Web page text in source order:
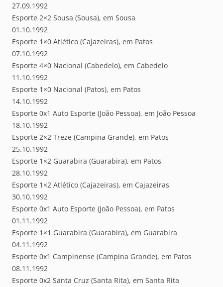
27.09.1992
Esporte 2×2 Sousa (Sousa), em Sousa
01.10.1992
Esporte 1×0 Atlético (Cajazeiras), em Patos
07.10.1992
Esporte 4×0 Nacional (Cabedelo), em Cabedelo
11.10.1992
Esporte 1×0 Nacional (Patos), em Patos
14.10.1992
Esporte 0x1 Auto Esporte (João Pessoa), em João Pessoa
18.10.1992
Esporte 2×2 Treze (Campina Grande), em Patos
25.10.1992
Esporte 1×2 Guarabira (Guarabira), em Patos
28.10.1992
Esporte 1×2 Atlético (Cajazeiras), em Cajazeiras
30.10.1992
Esporte 0x1 Auto Esporte (João Pessoa), em Patos
01.11.1992
Esporte 1×1 Guarabira (Guarabira), em Guarabira
04.11.1992
Esporte 0x1 Campinense (Campina Grande), em Patos
08.11.1992
Esporte 0x2 Santa Cruz (Santa Rita), em Santa Rita